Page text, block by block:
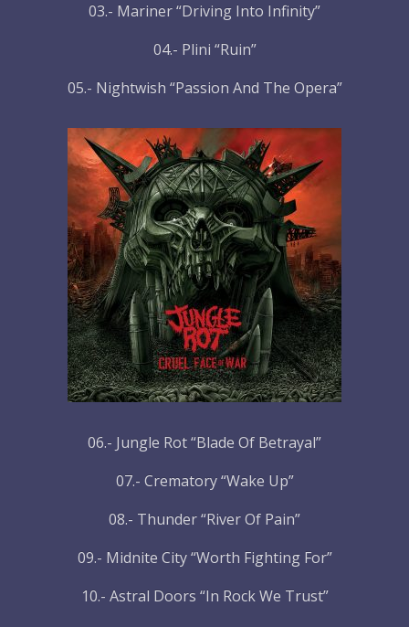
03.- Mariner “Driving Into Infinity”
04.- Plini “Ruin”
05.- Nightwish “Passion And The Opera”
06.- Jungle Rot “Blade Of Betrayal”
07.- Crematory “Wake Up”
08.- Thunder “River Of Pain”
09.- Midnite City “Worth Fighting For”
10.- Astral Doors “In Rock We Trust”